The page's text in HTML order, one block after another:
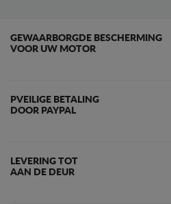
GEWAARBORGDE BESCHERMING
VOOR UW MOTOR
PVEILIGE BETALING
DOOR PAYPAL
LEVERING TOT
AAN DE DEUR